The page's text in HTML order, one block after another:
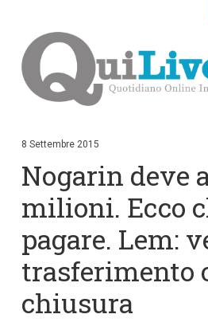
i
i
n
t
e
u
p
8 Settembre 2015
Nogarin deve
milioni. Ecco
pagare. Lem:
trasferimento
chiusura